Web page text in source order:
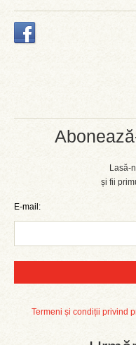
Lasă-
și fii
E-mail:
Termeni și condiții privind